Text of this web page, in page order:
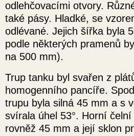
odlehčovacími otvory.
také pásy. Hladké, se
odlévané. Jejich šířka byla
podle některých pramenů
na 500 mm).
Trup tanku byl svařen z
homogenního pancíře.
trupu byla silná 45 mm a s
svírala úhel 53°. Horní
rovněž 45 mm a její sklon